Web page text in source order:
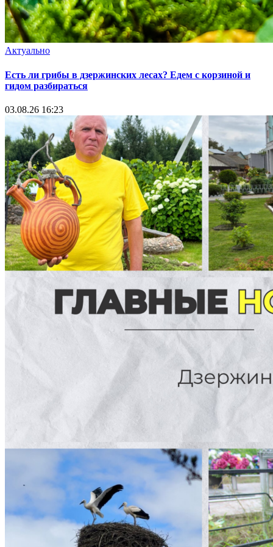
Актуально
Есть ли грибы в дзержинских лесах? Едем с корзиной и
гидом разбираться
03.08.26 16:23